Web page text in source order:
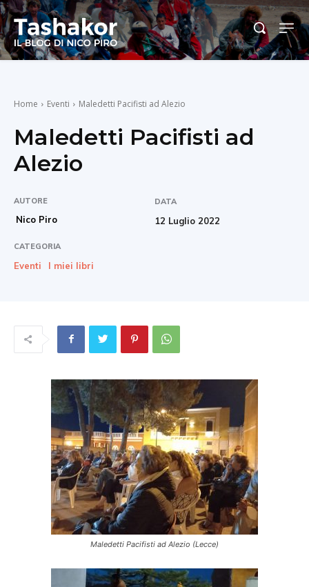
Home Eventi Maledetti Pacifisti ad Alezio
Maledetti Pacifisti ad
Alezio
AUTORE
Nico Piro
DATA
12 Luglio 2022
CATEGORIA
Eventi I miei libri
Maledetti Pacifisti ad Alezio (Lecce)